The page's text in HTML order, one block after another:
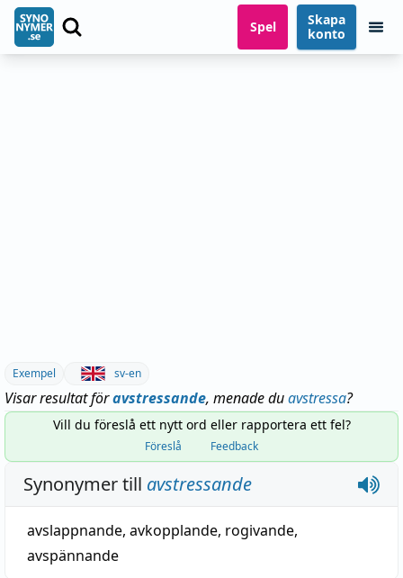
Spel
Skapa
konto
Exempel sv-en
Visar resultat föravstressande, menade duavstressa?
Vill du föreslå ett nytt ord eller rapportera ett fel?
Föreslå Feedback
Synonymer till avstressande
avslappnande, avkopplande, rogivande,
avspännande